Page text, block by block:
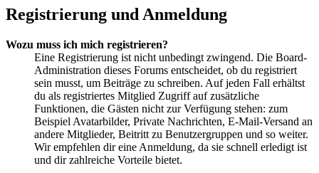
Registrierung und Anmeldung
Wozu muss ich mich registrieren?
Eine Registrierung ist nicht unbedingt zwingend. Die Board-
Administration dieses Forums entscheidet, ob du registriert
sein musst, um Beiträge zu schreiben. Auf jeden Fall erhältst
du als registriertes Mitglied Zugriff auf zusätzliche
Funktionen, die Gästen nicht zur Verfügung stehen: zum
Beispiel Avatarbilder, Private Nachrichten, E-Mail-Versand an
andere Mitglieder, Beitritt zu Benutzergruppen und so weiter.
Wir empfehlen dir eine Anmeldung, da sie schnell erledigt ist
und dir zahlreiche Vorteile bietet.